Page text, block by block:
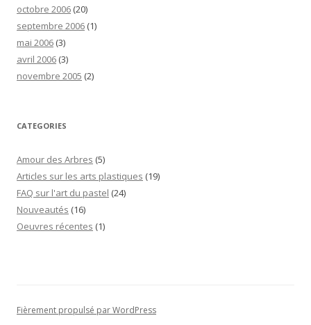
octobre 2006 (20)
septembre 2006 (1)
mai 2006 (3)
avril 2006 (3)
novembre 2005 (2)
CATEGORIES
Amour des Arbres (5)
Articles sur les arts plastiques (19)
FAQ sur l'art du pastel (24)
Nouveautés (16)
Oeuvres récentes (1)
Fièrement propulsé par WordPress